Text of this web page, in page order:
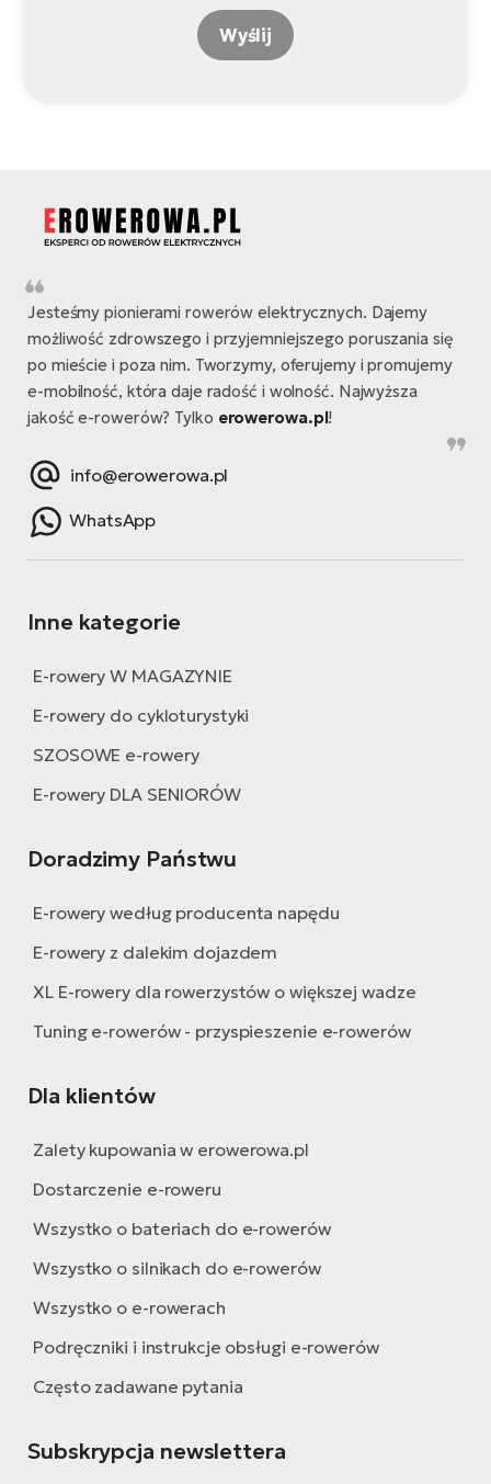
Wyślij
Jesteśmy pionierami rowerów elektrycznych. Dajemy
możliwość zdrowszego i przyjemniejszego poruszania się
po mieście i poza nim. Tworzymy, oferujemy i promujemy
e-mobilność, która daje radość i wolność. Najwyższa
jakość e-rowerów? Tylko erowerowa.pl!
info@erowerowa.pl
WhatsApp
Inne kategorie
E-rowery W MAGAZYNIE
E-rowery do cykloturystyki
SZOSOWE e-rowery
E-rowery DLA SENIORÓW
Doradzimy Państwu
E-rowery według producenta napędu
E-rowery z dalekim dojazdem
XL E-rowery dla rowerzystów o większej wadze
Tuning e-rowerów - przyspieszenie e-rowerów
Dla klientów
Zalety kupowania w erowerowa.pl
Dostarczenie e-roweru
Wszystko o bateriach do e-rowerów
Wszystko o silnikach do e-rowerów
Wszystko o e-rowerach
Podręczniki i instrukcje obsługi e-rowerów
Często zadawane pytania
Subskrypcja newslettera